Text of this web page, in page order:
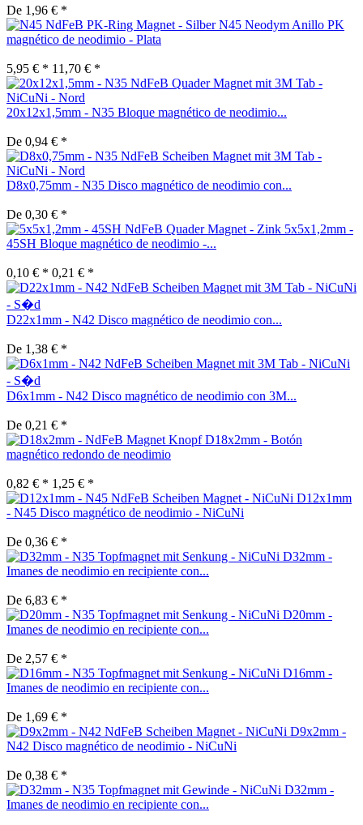
De 1,96 € *
N45 Neodym Anillo PK
magnético de neodimio - Plata
5,95 € * 11,70 € *
20x12x1,5mm - N35 Bloque magnético de neodimio...
De 0,94 € *
D8x0,75mm - N35 Disco magnético de neodimio con...
De 0,30 € *
5x5x1,2mm -
45SH Bloque magnético de neodimio -...
0,10 € * 0,21 € *
D22x1mm - N42 Disco magnético de neodimio con...
De 1,38 € *
D6x1mm - N42 Disco magnético de neodimio con 3M...
De 0,21 € *
D18x2mm - Botón
magnético redondo de neodimio
0,82 € * 1,25 € *
D12x1mm
- N45 Disco magnético de neodimio - NiCuNi
De 0,36 € *
D32mm -
Imanes de neodimio en recipiente con...
De 6,83 € *
D20mm -
Imanes de neodimio en recipiente con...
De 2,57 € *
D16mm -
Imanes de neodimio en recipiente con...
De 1,69 € *
D9x2mm -
N42 Disco magnético de neodimio - NiCuNi
De 0,38 € *
D32mm -
Imanes de neodimio en recipiente con...